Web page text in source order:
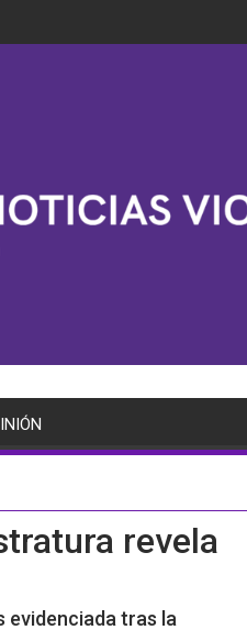
revela
evidenciada tras la